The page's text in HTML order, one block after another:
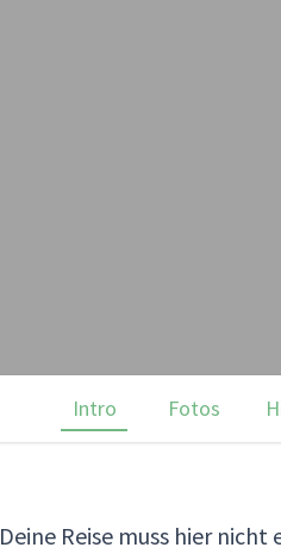
Intro Fotos
Deine Reise muss hier